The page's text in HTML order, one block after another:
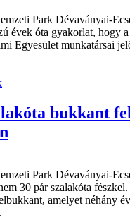
Park Dévaványai-
évek óta gyakorlat, hogy
Egyesület munkatársai
bukkant fel
Park Dévaványai-
30 pár szalakóta
amelyet néhány